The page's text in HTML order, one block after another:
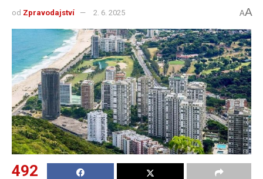
od Zpravodajství 2. 6. 2025 AA
492